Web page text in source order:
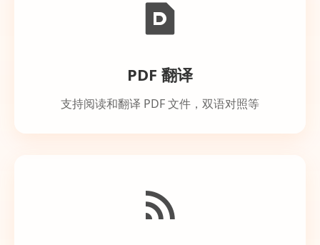
PDF 翻译
支持阅读和翻译 PDF 文件，双语对照等